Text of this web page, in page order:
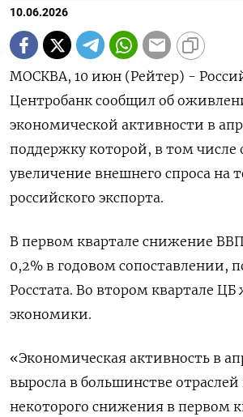
10.06.2026
МОСКВА, 10 июн (Рейтер) -
Центробанк сообщил об
экономической активности в
поддержку которой, в том числе
увеличение внешнего спроса на
‌российского экспорта.
В первом квартале снижение
0,2% в годовом сопоставлении,
Росстата. Во втором квартале ЦБ
экономики.
«Экономическая активность ​в
выросла ​в большинстве отраслей
некоторого снижения ⁠в первом